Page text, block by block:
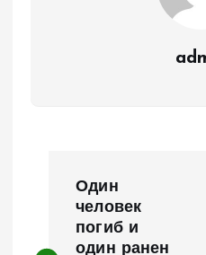
Один
человек
погиб и
один ранен